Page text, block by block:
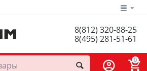
8(812) 320-88-25
8(495) 281-51-61
0